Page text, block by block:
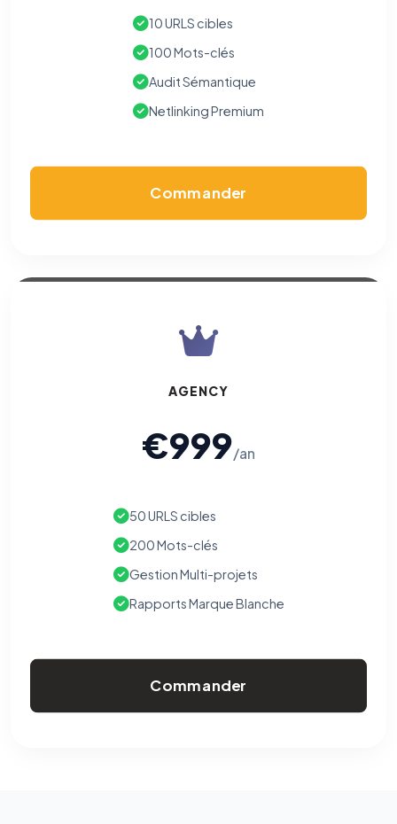
10 URLS cibles
100 Mots-clés
Audit Sémantique
Netlinking Premium
Commander
AGENCY
€999/an
50 URLS cibles
200 Mots-clés
Gestion Multi-projets
Rapports Marque Blanche
Commander